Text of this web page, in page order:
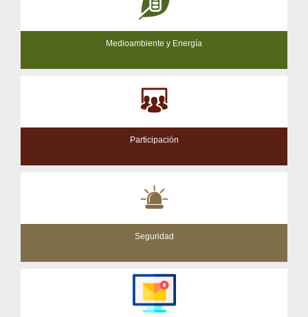
Medioambiente y Energía
Participación
Seguridad